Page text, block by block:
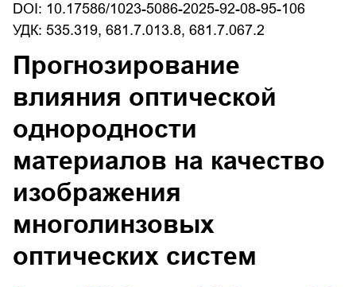
DOI: 10.17586/1023-5086-2025-92-08-95-106
УДК: 535.319, 681.7.013.8, 681.7.067.2
Прогнозирование
влияния оптической
однородности
материалов на качество
изображения
многолинзовых
оптических систем